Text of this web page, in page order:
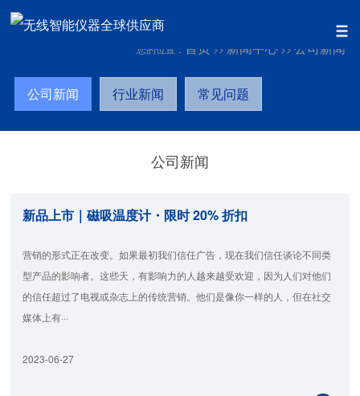
您的位置： 首页 >> 新闻中心 >>公司新闻
公司新闻 行业新闻 常见问题
公司新闻
新品上市｜磁吸温度计・限时 20% 折扣
营销的形式正在改变。如果最初我们信任广告，现在我们信任谈论不同类
型产品的影响者。这些天，有影响力的人越来越受欢迎，因为人们对他们
的信任超过了电视或杂志上的传统营销。他们是像你一样的人，但在社交
媒体上有···
2023-06-27